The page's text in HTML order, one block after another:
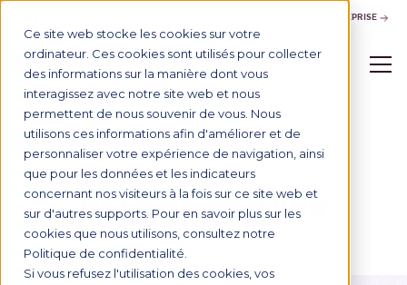
Ce site web stocke les cookies sur votre
ordinateur. Ces cookies sont utilisés pour collecter
des informations sur la manière dont vous
interagissez avec notre site web et nous
permettent de nous souvenir de vous. Nous
utilisons ces informations afin d'améliorer et de
personnaliser votre expérience de navigation, ainsi
que pour les données et les indicateurs
concernant nos visiteurs à la fois sur ce site web et
sur d'autres supports. Pour en savoir plus sur les
cookies que nous utilisons, consultez notre
Politique de confidentialité.
Si vous refusez l'utilisation des cookies, vos
ESPACE ENTREPRISE
Annuaire
ANNUAIRE DES PROFESSEURS
HÉLÈNE MONIER